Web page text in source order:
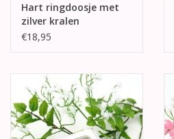
Hart ringdoosje met
zilver kralen
€18,95